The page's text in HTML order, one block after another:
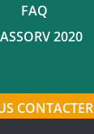
FAQ
2020
CONTACTER